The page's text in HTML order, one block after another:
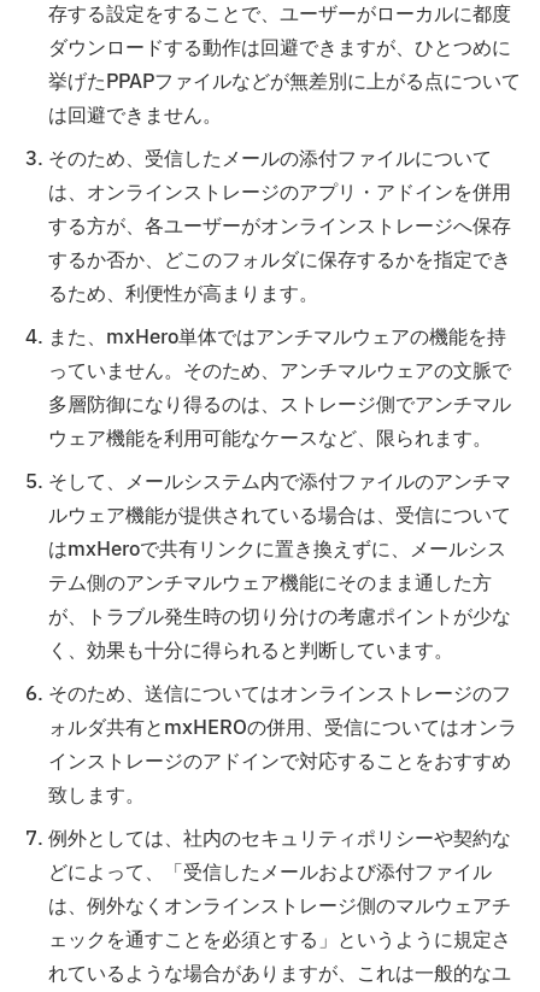
存する設定をすることで、ユーザーがローカルに都度
ダウンロードする動作は回避できますが、ひとつめに
挙げたPPAPファイルなどが無差別に上がる点について
は回避できません。
そのため、受信したメールの添付ファイルについて
は、オンラインストレージのアプリ・アドインを併用
する方が、各ユーザーがオンラインストレージへ保存
するか否か、どこのフォルダに保存するかを指定でき
るため、利便性が高まります。
また、mxHero単体ではアンチマルウェアの機能を持
っていません。そのため、アンチマルウェアの文脈で
多層防御になり得るのは、ストレージ側でアンチマル
ウェア機能を利用可能なケースなど、限られます。
そして、メールシステム内で添付ファイルのアンチマ
ルウェア機能が提供されている場合は、受信について
はmxHeroで共有リンクに置き換えずに、メールシス
テム側のアンチマルウェア機能にそのまま通した方
が、トラブル発生時の切り分けの考慮ポイントが少な
く、効果も十分に得られると判断しています。
そのため、送信についてはオンラインストレージのフ
ォルダ共有とmxHEROの併用、受信についてはオンラ
インストレージのアドインで対応することをおすすめ
致します。
例外としては、社内のセキュリティポリシーや契約な
どによって、「受信したメールおよび添付ファイル
は、例外なくオンラインストレージ側のマルウェアチ
ェックを通すことを必須とする」というように規定さ
れているような場合がありますが、これは一般的なユ